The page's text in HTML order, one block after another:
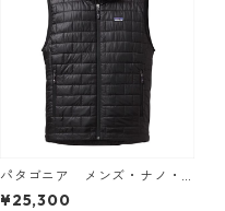
パタゴニア メンズ・ナノ・
パフ・ベスト カラー Black
¥25,300